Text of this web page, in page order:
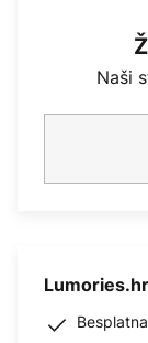
Naši
Lumories.hr